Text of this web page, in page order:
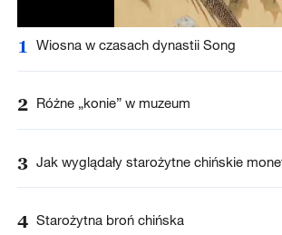
1 Wiosna w czasach dynastii Song
2 Różne „konie” w muzeum
3 Jak wyglądały starożytne chińskie
4 Starożytna broń chińska